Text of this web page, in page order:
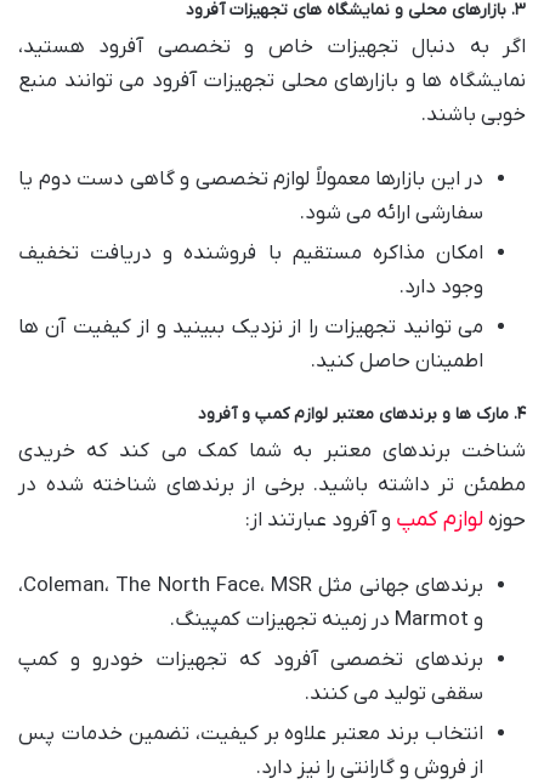
۳. بازارهای محلی و نمایشگاه های تجهیزات آفرود
اگر به دنبال تجهیزات خاص و تخصصی آفرود هستید،
نمایشگاه ها و بازارهای محلی تجهیزات آفرود می توانند منبع
خوبی باشند.
در این بازارها معمولاً لوازم تخصصی و گاهی دست دوم یا
سفارشی ارائه می شود.
امکان مذاکره مستقیم با فروشنده و دریافت تخفیف
وجود دارد.
می توانید تجهیزات را از نزدیک ببینید و از کیفیت آن ها
اطمینان حاصل کنید.
۴. مارک ها و برندهای معتبر لوازم کمپ و آفرود
شناخت برندهای معتبر به شما کمک می کند که خریدی
مطمئن تر داشته باشید. برخی از برندهای شناخته شده در
حوزهلوازم کمپ و آفرود عبارتند از:
برندهای جهانی مثل Coleman، The North Face، MSR،
و Marmot در زمینه تجهیزات کمپینگ.
برندهای تخصصی آفرود که تجهیزات خودرو و کمپ
سقفی تولید می کنند.
انتخاب برند معتبر علاوه بر کیفیت، تضمین خدمات پس
از فروش و گارانتی را نیز دارد.